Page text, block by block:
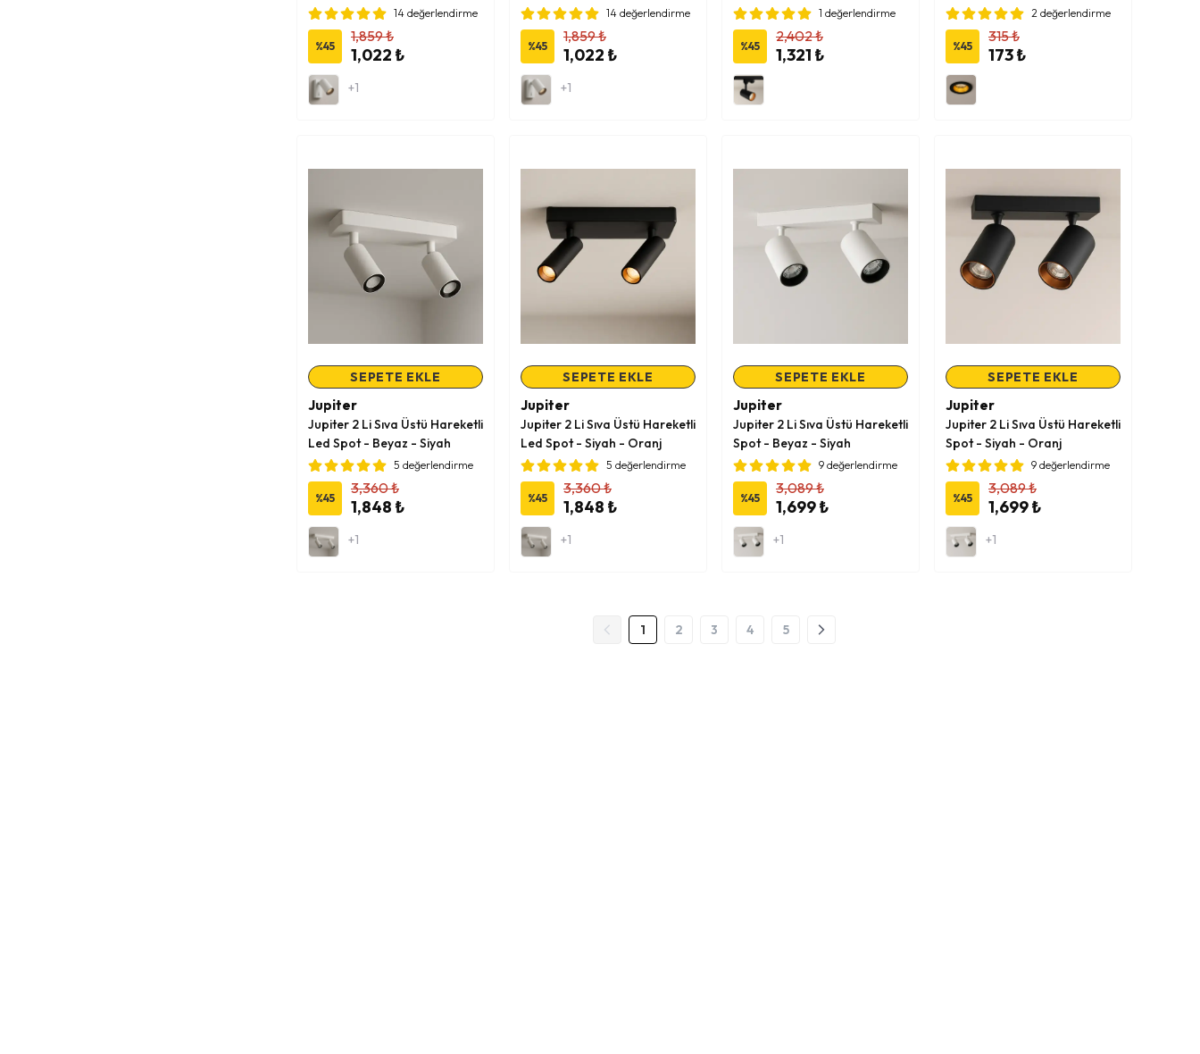
Siyah
14 değerlendirme
%45
1,859 ₺
1,022 ₺
+1
Oranj
14 değerlendirme
%45
1,859 ₺
1,022 ₺
+1
1 değerlendirme
%45
2,402 ₺
1,321 ₺
2 değerlendirme
%45
315 ₺
173 ₺
SEPETE EKLE
Jupiter
Jupiter 2 Li Sıva Üstü Hareketli
Led Spot - Beyaz - Siyah
5 değerlendirme
%45
3,360 ₺
1,848 ₺
+1
SEPETE EKLE
Jupiter
Jupiter 2 Li Sıva Üstü Hareketli
Led Spot - Siyah - Oranj
5 değerlendirme
%45
3,360 ₺
1,848 ₺
+1
SEPETE EKLE
Jupiter
Jupiter 2 Li Sıva Üstü Hareketli
Spot - Beyaz - Siyah
9 değerlendirme
%45
3,089 ₺
1,699 ₺
+1
SEPETE EKLE
Jupiter
Jupiter 2 Li Sıva Üstü Hareketli
Spot - Siyah - Oranj
9 değerlendirme
%45
3,089 ₺
1,699 ₺
+1
1 2 3 4 5